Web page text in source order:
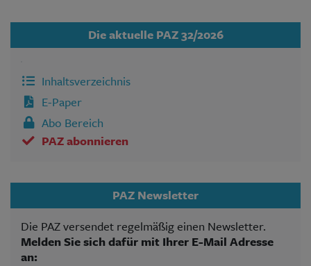
Die aktuelle PAZ 32/2026
Inhaltsverzeichnis
E-Paper
Abo Bereich
PAZ abonnieren
PAZ Newsletter
Die PAZ versendet regelmäßig einen Newsletter.
Melden Sie sich dafür mit Ihrer E-Mail Adresse
an: